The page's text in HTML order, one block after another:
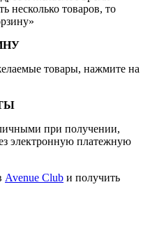
несколько товаров, то
товары, нажмите на
при получении,
электронную платежную
Avenue Club и получить